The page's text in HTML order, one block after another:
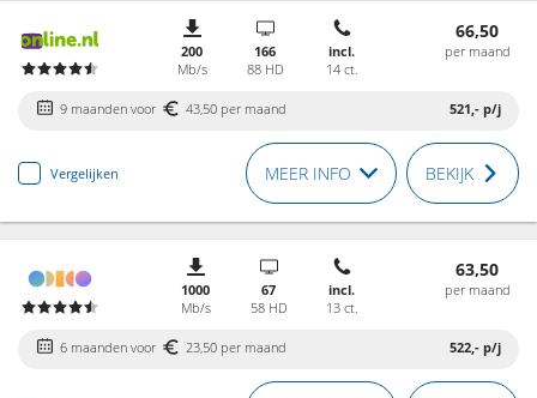
200
Mb/s
166
88 HD
incl.
14 ct.
66,50
per maand
9 maanden voor 43,50 per maand 521,- p/j
Vergelijken MEER INFO BEKIJK
1000
Mb/s
67
58 HD
incl.
13 ct.
63,50
per maand
6 maanden voor 23,50 per maand 522,- p/j